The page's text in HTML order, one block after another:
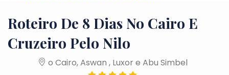
Roteiro De 8 Dias No Cairo E
Cruzeiro Pelo Nilo
o Cairo, Aswan , Luxor e Abu Simbel